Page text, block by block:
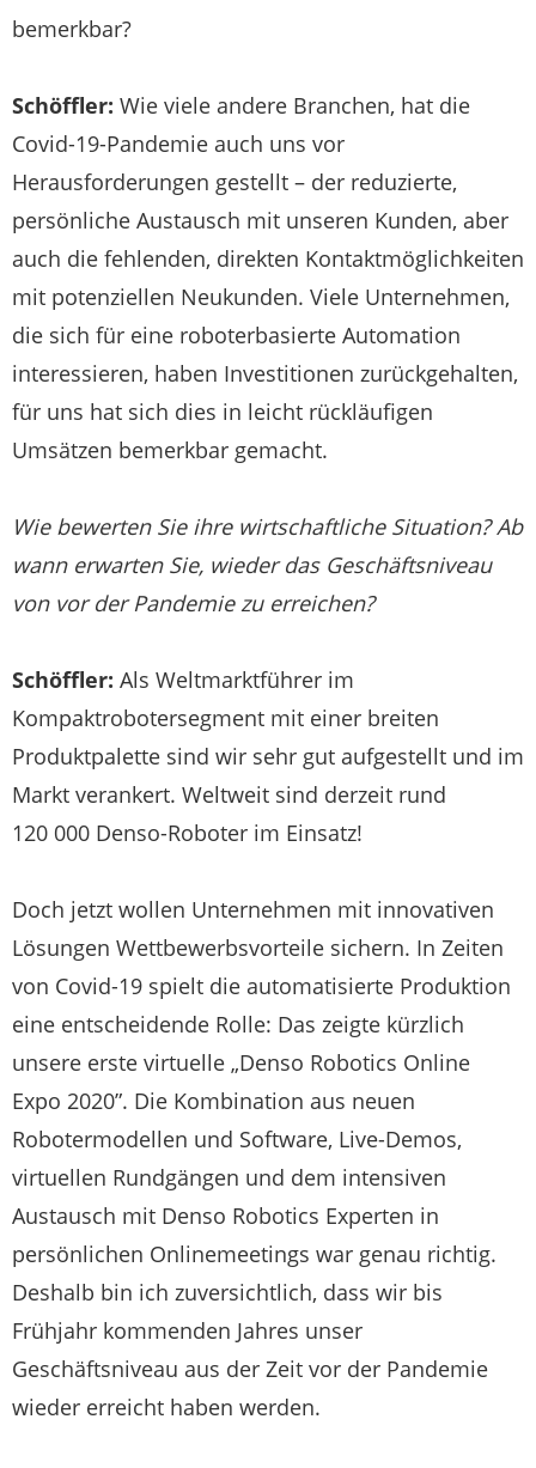
bemerkbar?
Schöffler: Wie viele andere Branchen, hat die
Covid-19-Pandemie auch uns vor
Herausforderungen gestellt – der reduzierte,
persönliche Austausch mit unseren Kunden, aber
auch die fehlenden, direkten Kontaktmöglichkeiten
mit potenziellen Neukunden. Viele Unternehmen,
die sich für eine roboterbasierte Automation
interessieren, haben Investitionen zurückgehalten,
für uns hat sich dies in leicht rückläufigen
Umsätzen bemerkbar gemacht.
Wie bewerten Sie ihre wirtschaftliche Situation? Ab
wann erwarten Sie, wieder das Geschäftsniveau
von vor der Pandemie zu erreichen?
Schöffler: Als Weltmarktführer im
Kompaktrobotersegment mit einer breiten
Produktpalette sind wir sehr gut aufgestellt und im
Markt verankert. Weltweit sind derzeit rund
120 000 Denso-Roboter im Einsatz!
Doch jetzt wollen Unternehmen mit innovativen
Lösungen Wettbewerbsvorteile sichern. In Zeiten
von Covid-19 spielt die automatisierte Produktion
eine entscheidende Rolle: Das zeigte kürzlich
unsere erste virtuelle „Denso Robotics Online
Expo 2020”. Die Kombination aus neuen
Robotermodellen und Software, Live-Demos,
virtuellen Rundgängen und dem intensiven
Austausch mit Denso Robotics Experten in
persönlichen Onlinemeetings war genau richtig.
Deshalb bin ich zuversichtlich, dass wir bis
Frühjahr kommenden Jahres unser
Geschäftsniveau aus der Zeit vor der Pandemie
wieder erreicht haben werden.